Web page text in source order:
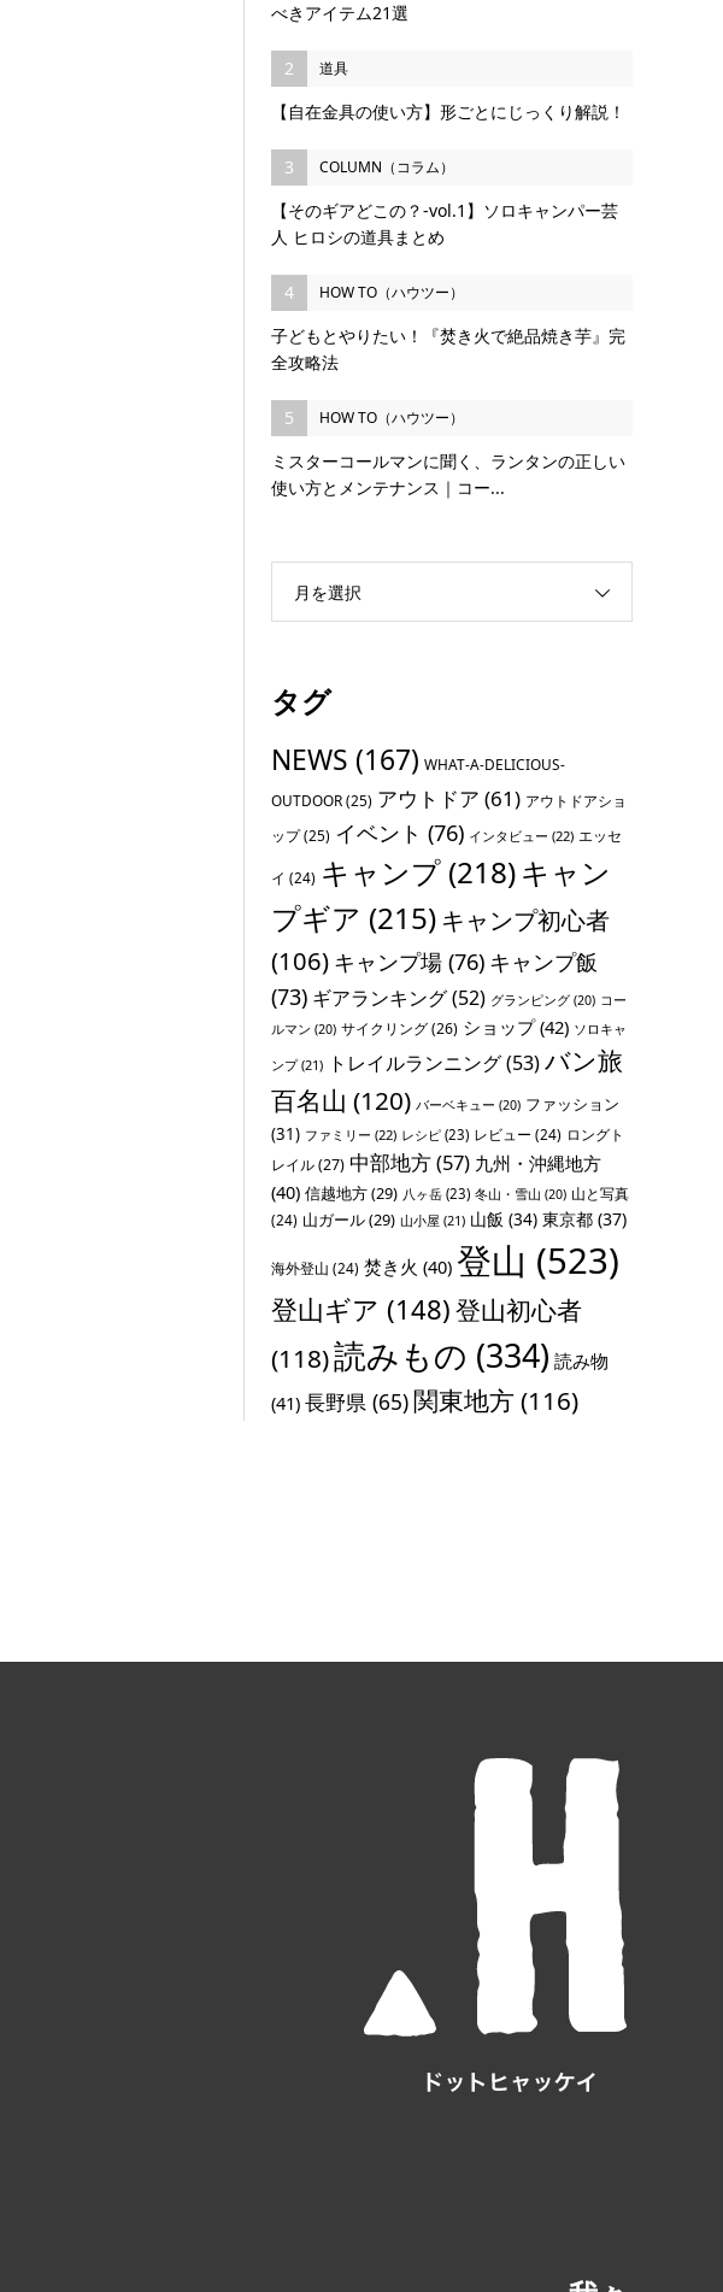
べきアイテム21選
2 道具
【自在金具の使い方】形ごとにじっくり解説！
3 COLUMN（コラム）
【そのギアどこの？-vol.1】ソロキャンパー芸
人 ヒロシの道具まとめ
4 HOW TO（ハウツー）
子どもとやりたい！『焚き火で絶品焼き芋』完
全攻略法
5 HOW TO（ハウツー）
ミスターコールマンに聞く、ランタンの正しい
使い方とメンテナンス｜コー...
月を選択
タグ
NEWS (167) WHAT-A-DELICIOUS-
OUTDOOR(25) アウトドア (61) アウトドアショ
ップ(25) イベント (76) インタビュー (22) エッセ
イ (24) キャンプ (218)キャン
プギア (215) キャンプ初心者
(106) キャンプ場 (76) キャンプ飯
(73) ギアランキング(52) グランピング (20) コー
ルマン (20) サイクリング(26) ショップ(42) ソロキャ
ンプ(21) トレイルランニング(53)バン旅
百名山 (120) バーベキュー (20) ファッション
(31) ファミリー (22) レシピ (23) レビュー (24) ロングト
レイル(27) 中部地方(57) 九州・沖縄地方
(40) 信越地方(29) 八ヶ岳 (23) 冬山・雪山 (20) 山と写真
(24) 山ガール(29) 山小屋 (21) 山飯 (34) 東京都 (37)
海外登山 (24) 焚き火 (40) 登山 (523)
登山ギア (148)登山初心者
(118)読みもの (334) 読み物
(41) 長野県 (65)関東地方(116)